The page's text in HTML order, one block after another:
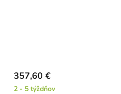
357,60 €
2 - 5 týždňov